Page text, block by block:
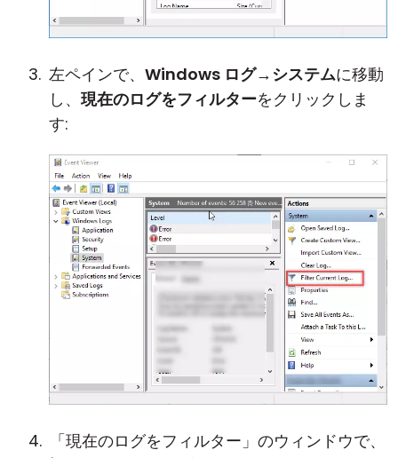
左ペインで、 Windows ログ→ システムに移動
し、 現在のログをフィルターをクリックしま
す:
「現在のログをフィルター」のウィンドウで、